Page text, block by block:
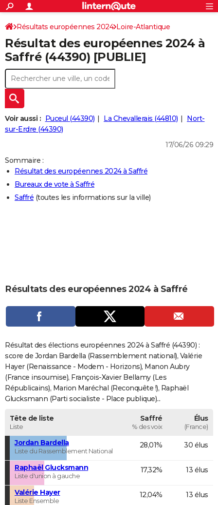
ACTUALITÉS
Politique
Société
Faits Divers
Education
Monde
Villes
+
SPORT
Coupe du monde 2026
Football
Tennis
Cyclisme
Rugby
Forum
CULTURE
Programme TV
TNT
Streaming
Cinéma
Sorties cinéma
Musique
+
FINANCE
Retraite
Impôts
Epargne
Immobilier
Risques naturels par ville
Banque
Assurance
Crédit
AUTO
Essais
Réserver un essai
Citadines
Berlines
SUV
Forum auto
+
HIGH-TECH
Mobiles
Meilleur smartphone
Internet
Ordinateurs
Jeux vidéo
Guide high-tech
+
BRICOLAGE
Guides de France
Escapades
Patrimoine
Expositions
Musées
Week-end nature
LIFESTYLE
Art de vivre
Bien-être
Loisirs
Mode
Modes de vie
CARTE DE VOEUX
Carte de Noël
Carte Bonne année
Carte Saint-Valentin
Carte Pâques
Carte d'anniversaire
DICTIONNAIRE
Dictionnaire
Biographies
Citations
Expressions
Proverbes
PROGRAMME TV
COPAINS D'AVANT
S'inscrire
Se connecter
Lycées
Collèges
Primaires
Universités
Entreprises
Service militaire
Avis de recherche
AVIS DE DÉCÈS
FORUM
Rechercher
S'inscrire
Connexion
Résultats européennes 2024 Loire-Atlantique
Résultat des européennes 2024 à
Saffré (44390) [PUBLIE]
Voir aussi : Puceul (44390) La Chevallerais (44810)
Nort-
sur-Erdre (44390)
17/06/26 09:29
Sommaire :
Résultat des européennes 2024 à Saffré
Bureaux de vote à Saffré
Saffré (toutes les informations sur la ville)
Résultats des européennes 2024 à Saffré
Résultat des élections européennes 2024 à Saffré (44390) :
score de Jordan Bardella (Rassemblement national), Valérie
Hayer (Renaissance - Modem - Horizons), Manon Aubry
(France insoumise), François-Xavier Bellamy (Les
Républicains), Marion Maréchal (Reconquête !), Raphaël
Glucksmann (Parti socialiste - Place publique)...
Tête de liste
Liste
Saffré
% des voix
Élus
(France)
Jordan Bardella
Liste du Rassemblement National
28,01% 30 élus
Raphaël Glucksmann
Liste d'union à gauche
17,32% 13 élus
Valérie Hayer
Liste Ensemble
12,04% 13 élus